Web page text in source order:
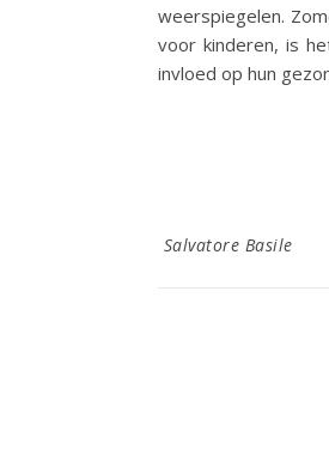
weerspiegelen.
voor kinderen, is
invloed op hun
Salvatore Basile